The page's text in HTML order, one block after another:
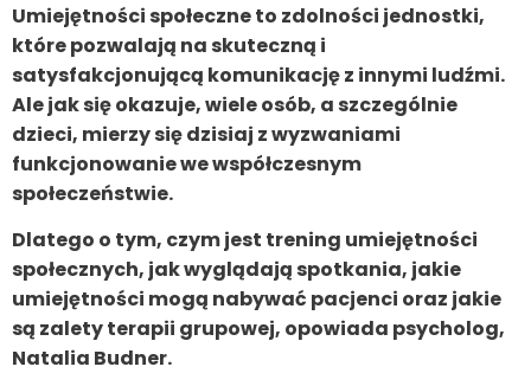
Umiejętności społeczne to zdolności jednostki,
które pozwalają na skuteczną i
satysfakcjonującą komunikację z innymi ludźmi.
Ale jak się okazuje, wiele osób, a szczególnie
dzieci, mierzy się dzisiaj z wyzwaniami
funkcjonowanie we współczesnym
społeczeństwie.
Dlatego o tym, czym jest trening umiejętności
społecznych, jak wyglądają spotkania, jakie
umiejętności mogą nabywać pacjenci oraz jakie
są zalety terapii grupowej, opowiada psycholog,
Natalia Budner.